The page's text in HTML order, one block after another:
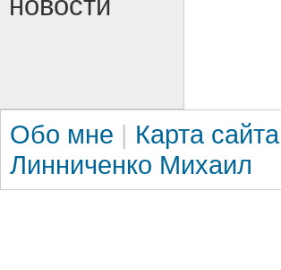
Обо мне | Карта сайта
Линниченко Михаил